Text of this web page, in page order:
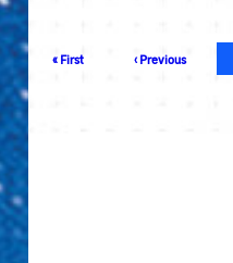
Pagination
First
« First
Previous
‹ Previous